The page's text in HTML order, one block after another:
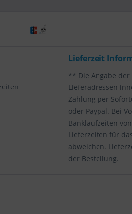
Lieferzeit
** Die Angabe
Lieferadressen
Zahlung per
oder Paypal. Bei
Banklaufzeiten
Lieferzeiten für
abweichen.
der Bestellung.